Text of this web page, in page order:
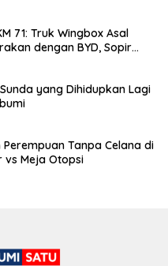
71: Truk Wingbox Asal
dengan BYD, Sopir
yang Dihidupkan Lagi
Tanpa Celana di
vs Meja Otopsi